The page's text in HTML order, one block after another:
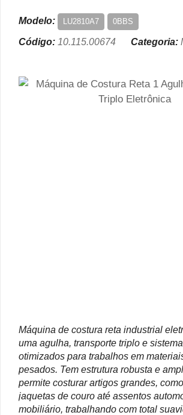
Modelo: LU2810A7 0BBS
Código: 10.115.00674 Categoria:
Máquina de costura reta industrial
uma agulha, transporte triplo e
otimizados para trabalhos em
pesados. Tem estrutura robusta e
permite costurar artigos grandes,
jaquetas de couro até assentos
mobiliário, trabalhando com total